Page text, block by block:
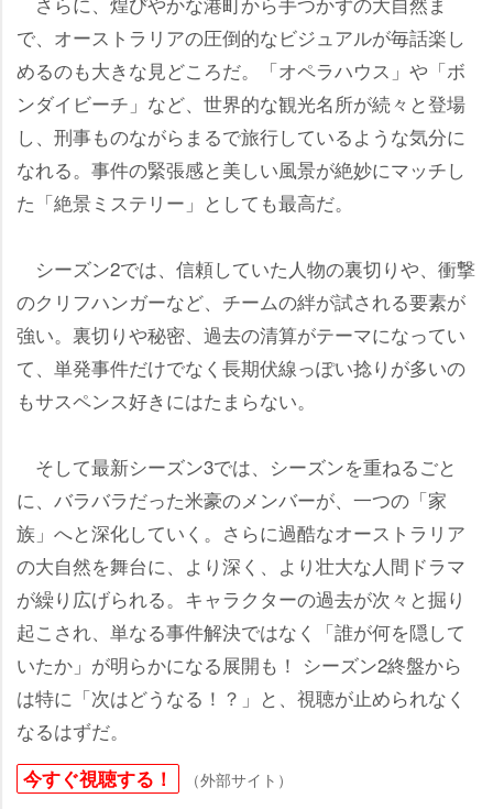
で、オーストラリアの圧倒的なビジュアルが毎話楽し
めるのも大きな見どころだ。「オペラハウス」や「ボ
ンダイビーチ」など、世界的な観光名所が続々と登場
し、刑事ものながらまるで旅行しているような気分に
なれる。事件の緊張感と美しい風景が絶妙にマッチし
た「絶景ミステリー」としても最高だ。
シーズン2では、信頼していた人物の裏切りや、衝撃
のクリフハンガーなど、チームの絆が試される要素が
強い。裏切りや秘密、過去の清算がテーマになってい
て、単発事件だけでなく長期伏線っぽい捻りが多いの
もサスペンス好きにはたまらない。
そして最新シーズン3では、シーズンを重ねるごと
に、バラバラだった米豪のメンバーが、一つの「家
族」へと深化していく。さらに過酷なオーストラリア
の大自然を舞台に、より深く、より壮大な人間ドラマ
が繰り広げられる。キャラクターの過去が次々と掘り
起こされ、単なる事件解決ではなく「誰が何を隠して
いたか」が明らかになる展開も！ シーズン2終盤から
は特に「次はどうなる！？」と、視聴が止められなく
なるはずだ。
今すぐ視聴する！ （外部サイト）